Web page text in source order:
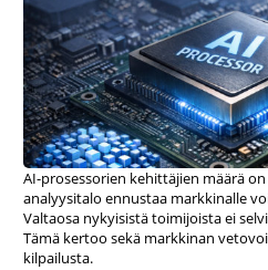
AI-prosessorien kehittäjien määrä
analyysitalo ennustaa markkinalle
Valtaosa nykyisistä toimijoista ei
Tämä kertoo sekä markkinan
kilpailusta.